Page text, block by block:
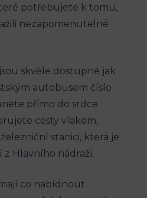
potřebujete k‍ tomu,
nezapomenutelné
‌skvěle dostupné jak
autobusem ⁢číslo
přímo do srdce
cesty vlakem,
stanici, která je
z​ Hlavního nádraží.
co nabídnout